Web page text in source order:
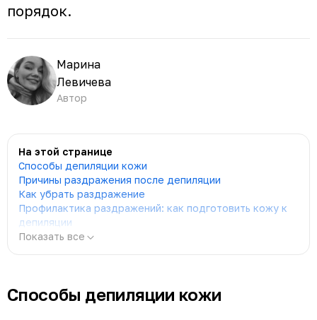
порядок.
Марина
Левичева
Автор
На этой странице
Способы депиляции кожи
Причины раздражения после депиляции
Как убрать раздражение
Профилактика раздражений: как подготовить кожу к
депиляции
Показать все
Способы депиляции кожи